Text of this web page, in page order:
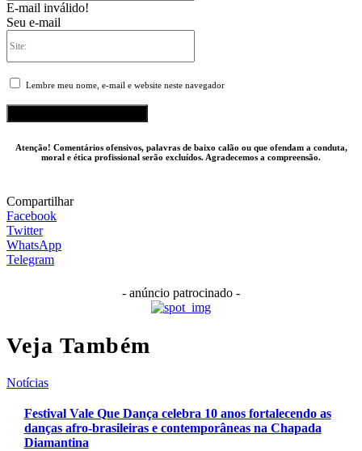
E-mail inválido!
Seu e-mail
Lembre meu nome, e-mail e website neste navegador
Atenção! Comentários ofensivos, palavras de baixo calão ou que ofendam a conduta,
moral e ética profissional serão excluídos. Agradecemos a compreensão.
Compartilhar
Facebook
Twitter
WhatsApp
Telegram
- anúncio patrocinado -
Veja Também
Notícias
Festival Vale Que Dança celebra 10 anos fortalecendo as
danças afro-brasileiras e contemporâneas na Chapada
Diamantina